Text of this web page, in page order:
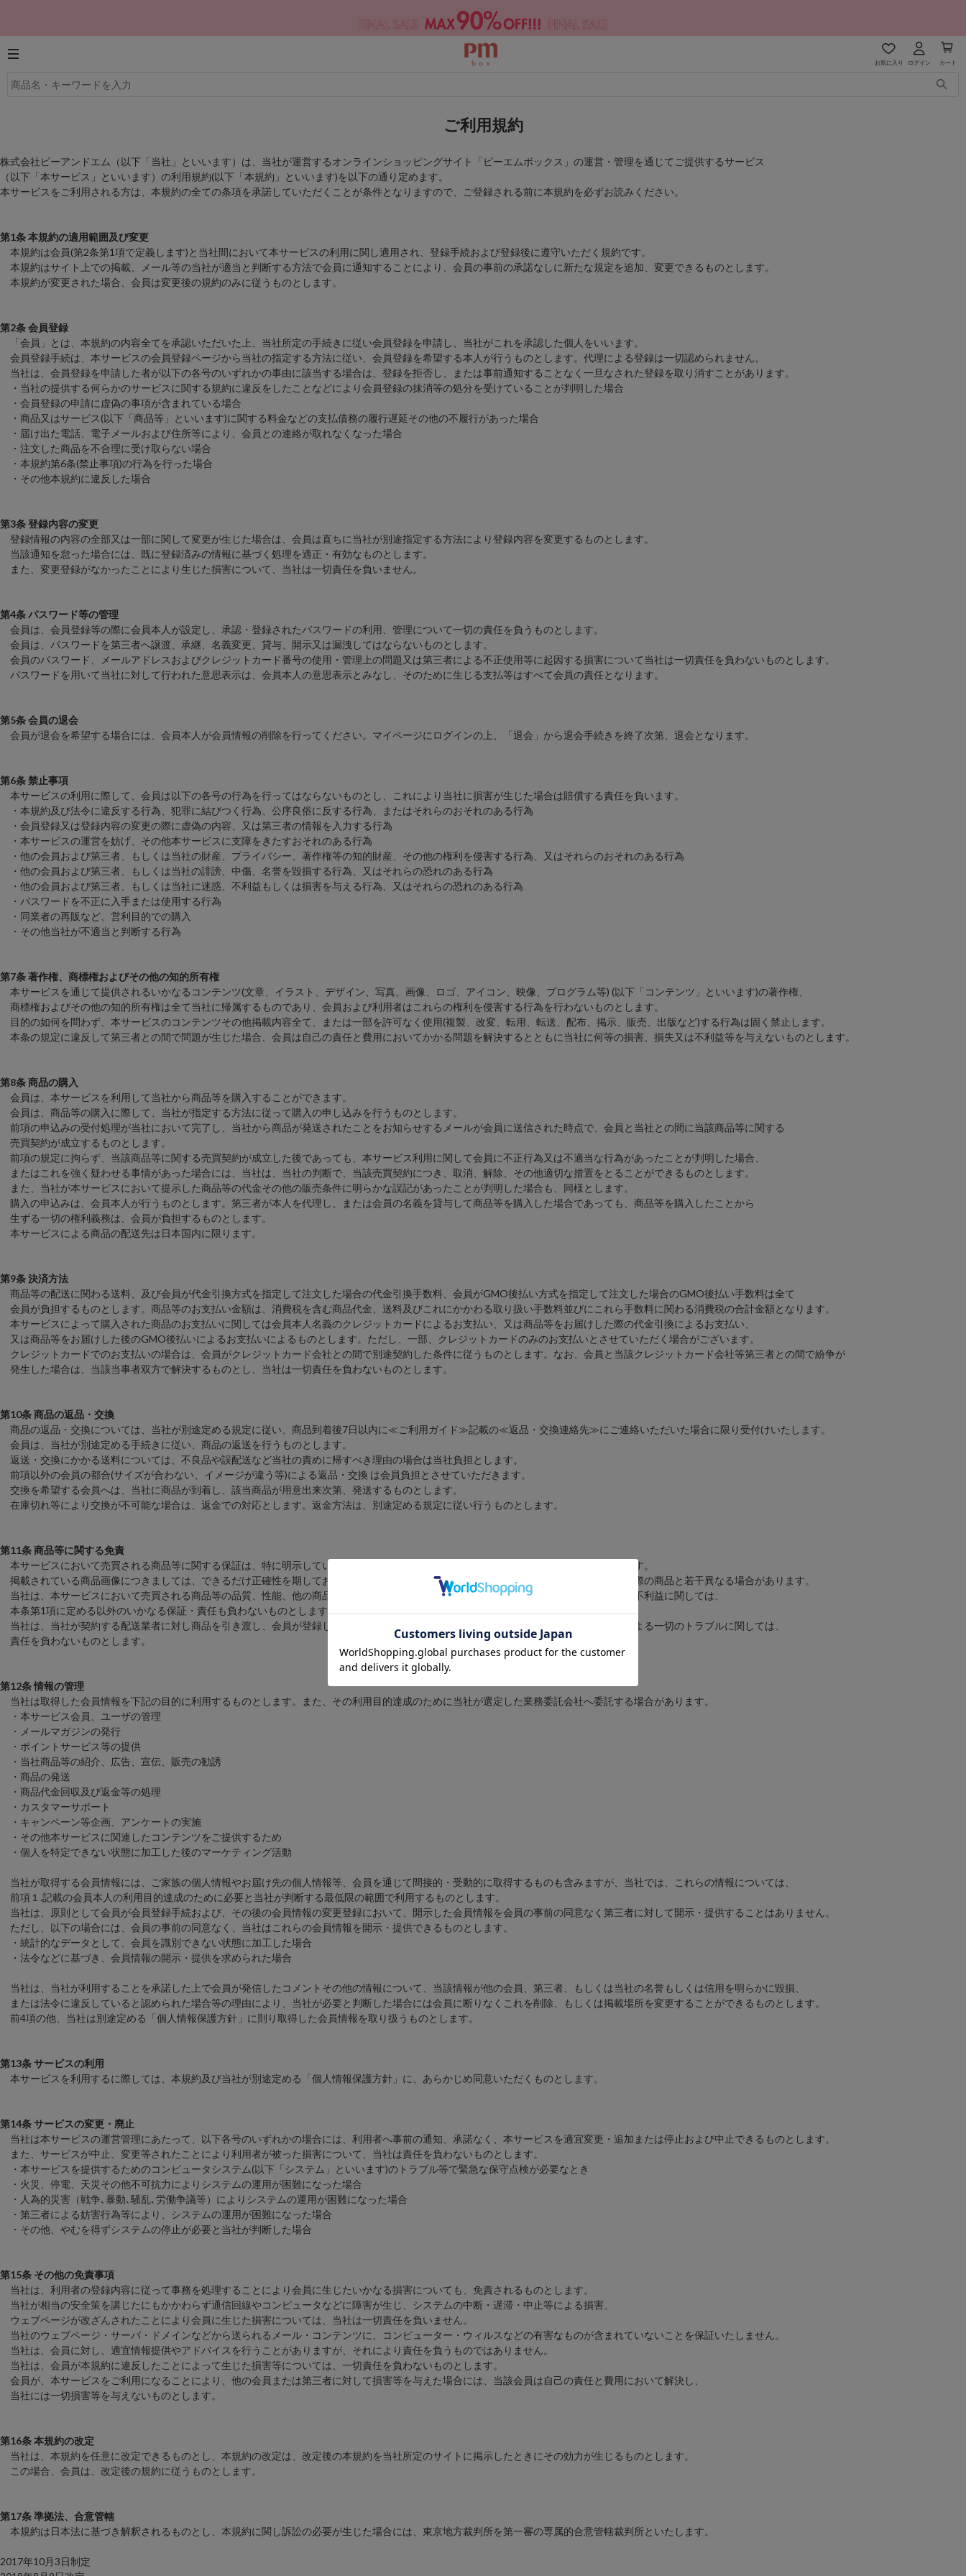
お気に入り ログイン カート
ご利用規約
株式会社ピーアンドエム（以下「当社」といいます）は、当社が運営するオンラインショッピングサイト「ピーエムボックス」の運営・管理を通じてご提供するサービス
（以下「本サービス」といいます）の利用規約(以下「本規約」といいます)を以下の通り定めます。
本サービスをご利用される方は、本規約の全ての条項を承諾していただくことが条件となりますので、ご登録される前に本規約を必ずお読みください。
第1条 本規約の適用範囲及び変更
本規約は会員(第2条第1項で定義します)と当社間において本サービスの利用に関し適用され、登録手続および登録後に遵守いただく規約です。
本規約はサイト上での掲載、メール等の当社が適当と判断する方法で会員に通知することにより、会員の事前の承諾なしに新たな規定を追加、変更できるものとします。
本規約が変更された場合、会員は変更後の規約のみに従うものとします。
第2条 会員登録
「会員」とは、本規約の内容全てを承認いただいた上、当社所定の手続きに従い会員登録を申請し、当社がこれを承認した個人をいいます。
会員登録手続は、本サービスの会員登録ページから当社の指定する方法に従い、会員登録を希望する本人が行うものとします。代理による登録は一切認められません。
当社は、会員登録を申請した者が以下の各号のいずれかの事由に該当する場合は、登録を拒否し、または事前通知することなく一旦なされた登録を取り消すことがあります。
・当社の提供する何らかのサービスに関する規約に違反をしたことなどにより会員登録の抹消等の処分を受けていることが判明した場合
・会員登録の申請に虚偽の事項が含まれている場合
・商品又はサービス(以下「商品等」といいます)に関する料金などの支払債務の履行遅延その他の不履行があった場合
・届け出た電話、電子メールおよび住所等により、会員との連絡が取れなくなった場合
・注文した商品を不合理に受け取らない場合
・本規約第6条(禁止事項)の行為を行った場合
・その他本規約に違反した場合
第3条 登録内容の変更
登録情報の内容の全部又は一部に関して変更が生じた場合は、会員は直ちに当社が別途指定する方法により登録内容を変更するものとします。
当該通知を怠った場合には、既に登録済みの情報に基づく処理を適正・有効なものとします。
また、変更登録がなかったことにより生じた損害について、当社は一切責任を負いません。
第4条 パスワード等の管理
会員は、会員登録等の際に会員本人が設定し、承認・登録されたパスワードの利用、管理について一切の責任を負うものとします。
会員は、パスワードを第三者へ譲渡、承継、名義変更、貸与、開示又は漏洩してはならないものとします。
会員のパスワード、メールアドレスおよびクレジットカード番号の使用・管理上の問題又は第三者による不正使用等に起因する損害について当社は一切責任を負わないものとします。
パスワードを用いて当社に対して行われた意思表示は、会員本人の意思表示とみなし、そのために生じる支払等はすべて会員の責任となります。
第5条 会員の退会
会員が退会を希望する場合には、会員本人が会員情報の削除を行ってください。マイページにログインの上、「退会」から退会手続きを終了次第、退会となります。
第6条 禁止事項
本サービスの利用に際して、会員は以下の各号の行為を行ってはならないものとし、これにより当社に損害が生じた場合は賠償する責任を負います。
・本規約及び法令に違反する行為、犯罪に結びつく行為、公序良俗に反する行為、またはそれらのおそれのある行為
・会員登録又は登録内容の変更の際に虚偽の内容、又は第三者の情報を入力する行為
・本サービスの運営を妨げ、その他本サービスに支障をきたすおそれのある行為
・他の会員および第三者、もしくは当社の財産、プライバシー、著作権等の知的財産、その他の権利を侵害する行為、又はそれらのおそれのある行為
・他の会員および第三者、もしくは当社の誹謗、中傷、名誉を毀損する行為、又はそれらの恐れのある行為
・他の会員および第三者、もしくは当社に迷惑、不利益もしくは損害を与える行為、又はそれらの恐れのある行為
・パスワードを不正に入手または使用する行為
・同業者の再販など、営利目的での購入
・その他当社が不適当と判断する行為
第7条 著作権、商標権およびその他の知的所有権
本サービスを通じて提供されるいかなるコンテンツ(文章、イラスト、デザイン、写真、画像、ロゴ、アイコン、映像、プログラム等) (以下「コンテンツ」といいます)の著作権、
商標権およびその他の知的所有権は全て当社に帰属するものであり、会員および利用者はこれらの権利を侵害する行為を行わないものとします。
目的の如何を問わず、本サービスのコンテンツその他掲載内容全て、または一部を許可なく使用(複製、改変、転用、転送、配布、掲示、販売、出版など)する行為は固く禁止します。
本条の規定に違反して第三者との間で問題が生じた場合、会員は自己の責任と費用においてかかる問題を解決するとともに当社に何等の損害、損失又は不利益等を与えないものとします。
第8条 商品の購入
会員は、本サービスを利用して当社から商品等を購入することができます。
会員は、商品等の購入に際して、当社が指定する方法に従って購入の申し込みを行うものとします。
前項の申込みの受付処理が当社において完了し、当社から商品が発送されたことをお知らせするメールが会員に送信された時点で、会員と当社との間に当該商品等に関する
売買契約が成立するものとします。
前項の規定に拘らず、当該商品等に関する売買契約が成立した後であっても、本サービス利用に関して会員に不正行為又は不適当な行為があったことが判明した場合、
またはこれを強く疑わせる事情があった場合には、当社は、当社の判断で、当該売買契約につき、取消、解除、その他適切な措置をとることができるものとします。
また、当社が本サービスにおいて提示した商品等の代金その他の販売条件に明らかな誤記があったことが判明した場合も、同様とします。
購入の申込みは、会員本人が行うものとします。第三者が本人を代理し、または会員の名義を貸与して商品等を購入した場合であっても、商品等を購入したことから
生ずる一切の権利義務は、会員が負担するものとします。
本サービスによる商品の配送先は日本国内に限ります。
第9条 決済方法
商品等の配送に関わる送料、及び会員が代金引換方式を指定して注文した場合の代金引換手数料、会員がGMO後払い方式を指定して注文した場合のGMO後払い手数料は全て
会員が負担するものとします。商品等のお支払い金額は、消費税を含む商品代金、送料及びこれにかかわる取り扱い手数料並びにこれら手数料に関わる消費税の合計金額となります。
本サービスによって購入された商品のお支払いに関しては会員本人名義のクレジットカードによるお支払い、又は商品等をお届けした際の代金引換によるお支払い、
又は商品等をお届けした後のGMO後払いによるお支払いによるものとします。ただし、一部、クレジットカードのみのお支払いとさせていただく場合がございます。
クレジットカードでのお支払いの場合は、会員がクレジットカード会社との間で別途契約した条件に従うものとします。なお、会員と当該クレジットカード会社等第三者との間で紛争が
発生した場合は、当該当事者双方で解決するものとし、当社は一切責任を負わないものとします。
第10条 商品の返品・交換
商品の返品・交換については、当社が別途定める規定に従い、商品到着後7日以内に≪ご利用ガイド≫記載の≪返品・交換連絡先≫にご連絡いただいた場合に限り受付けいたします。
会員は、当社が別途定める手続きに従い、商品の返送を行うものとします。
返送・交換にかかる送料については、不良品や誤配送など当社の責めに帰すべき理由の場合は当社負担とします。
前項以外の会員の都合(サイズが合わない、イメージが違う等)による返品・交換 は会員負担とさせていただきます。
交換を希望する会員へは、当社に商品が到着し、該当商品が用意出来次第、発送するものとします。
在庫切れ等により交換が不可能な場合は、返金での対応とします。返金方法は、別途定める規定に従い行うものとします。
第11条 商品等に関する免責
本サービスにおいて売買される商品等に関する保証は、特に明示していない限り、添付されている納品書の記載内容に準拠するものとします。
掲載されている商品画像につきましては、できるだけ正確性を期しておりますが、画面設定および写真技法の関係で色目や大きさなどが実際の商品と若干異なる場合があります。
当社は、本サービスにおいて売買される商品等の品質、性能、他の商品との適合性その他の欠陥、及びこれらが原因で生じた損害、損失、不利益に関しては、
本条第1項に定める以外のいかなる保証・責任も負わないものとします。
当社は、当社が契約する配送業者に対し商品を引き渡し、会員が登録している送付先への商品の発送を依頼した後に生じる配送先不明等による一切のトラブルに関しては、
責任を負わないものとします。
第12条 情報の管理
当社は取得した会員情報を下記の目的に利用するものとします。また、その利用目的達成のために当社が選定した業務委託会社へ委託する場合があります。
・本サービス会員、ユーザの管理
・メールマガジンの発行
・ポイントサービス等の提供
・当社商品等の紹介、広告、宣伝、販売の勧誘
・商品の発送
・商品代金回収及び返金等の処理
・カスタマーサポート
・キャンペーン等企画、アンケートの実施
・その他本サービスに関連したコンテンツをご提供するため
・個人を特定できない状態に加工した後のマーケティング活動
当社が取得する会員情報には、ご家族の個人情報やお届け先の個人情報等、会員を通じて間接的・受動的に取得するものも含みますが、当社では、これらの情報については、
前項１.記載の会員本人の利用目的達成のために必要と当社が判断する最低限の範囲で利用するものとします。
当社は、原則として会員が会員登録手続および、その後の会員情報の変更登録において、開示した会員情報を会員の事前の同意なく第三者に対して開示・提供することはありません。
ただし、以下の場合には、会員の事前の同意なく、当社はこれらの会員情報を開示・提供できるものとします。
・統計的なデータとして、会員を識別できない状態に加工した場合
・法令などに基づき、会員情報の開示・提供を求められた場合
当社は、当社が利用することを承諾した上で会員が発信したコメントその他の情報について、当該情報が他の会員、第三者、もしくは当社の名誉もしくは信用を明らかに毀損、
または法令に違反していると認められた場合等の理由により、当社が必要と判断した場合には会員に断りなくこれを削除、もしくは掲載場所を変更することができるものとします。
前4項の他、当社は別途定める「個人情報保護方針」に則り取得した会員情報を取り扱うものとします。
第13条 サービスの利用
本サービスを利用するに際しては、本規約及び当社が別途定める「個人情報保護方針」に、あらかじめ同意いただくものとします。
第14条 サービスの変更・廃止
当社は本サービスの運営管理にあたって、以下各号のいずれかの場合には、利用者へ事前の通知、承諾なく、本サービスを適宜変更・追加または停止および中止できるものとします。
また、サービスが中止、変更等されたことにより利用者が被った損害について、当社は責任を負わないものとします。
・本サービスを提供するためのコンピュータシステム(以下「システム」といいます)のトラブル等で緊急な保守点検が必要なとき
・火災、停電、天災その他不可抗力によりシステムの運用が困難になった場合
・人為的災害（戦争､暴動､騒乱､労働争議等）によりシステムの運用が困難になった場合
・第三者による妨害行為等により、システムの運用が困難になった場合
・その他、やむを得ずシステムの停止が必要と当社が判断した場合
第15条 その他の免責事項
当社は、利用者の登録内容に従って事務を処理することにより会員に生じたいかなる損害についても、免責されるものとします。
当社が相当の安全策を講じたにもかかわらず通信回線やコンピュータなどに障害が生じ、システムの中断・遅滞・中止等による損害、
ウェブページが改ざんされたことにより会員に生じた損害については、当社は一切責任を負いません。
当社のウェブページ・サーバ・ドメインなどから送られるメール・コンテンツに、コンピューター・ウィルスなどの有害なものが含まれていないことを保証いたしません。
当社は、会員に対し、適宜情報提供やアドバイスを行うことがありますが、それにより責任を負うものではありません。
当社は、会員が本規約に違反したことによって生じた損害等については、一切責任を負わないものとします。
会員が、本サービスをご利用になることにより、他の会員または第三者に対して損害等を与えた場合には、当該会員は自己の責任と費用において解決し、
当社には一切損害等を与えないものとします。
第16条 本規約の改定
当社は、本規約を任意に改定できるものとし、本規約の改定は、改定後の本規約を当社所定のサイトに掲示したときにその効力が生じるものとします。
この場合、会員は、改定後の規約に従うものとします。
第17条 準拠法、合意管轄
本規約は日本法に基づき解釈されるものとし、本規約に関し訴訟の必要が生じた場合には、東京地方裁判所を第一審の専属的合意管轄裁判所といたします。
2017年10月3日制定